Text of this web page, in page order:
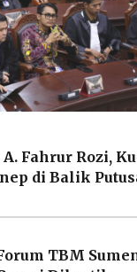
Fahrur Rozi,
di Balik
TBM